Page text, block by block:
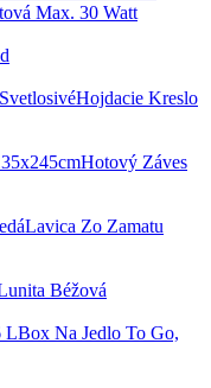
Max. 30 Watt
Hojdacie Kreslo
Hotový Záves
Lavica Zo Zamatu
Béžová
Box Na Jedlo To Go,